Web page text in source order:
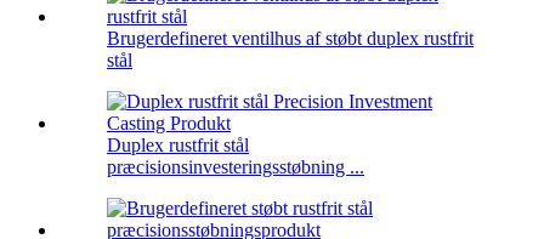
Brugerdefineret ventilhus af støbt duplex rustfrit
stål
Duplex rustfrit stål
præcisionsinvesteringsstøbning ...